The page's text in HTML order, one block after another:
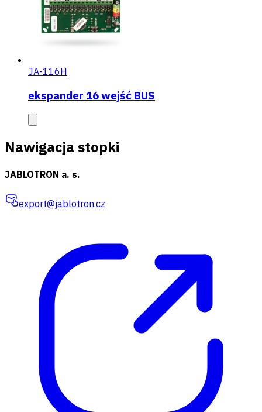
JA-116H
ekspander 16 wejść BUS
Nawigacja stopki
JABLOTRON a. s.
export@jablotron.cz